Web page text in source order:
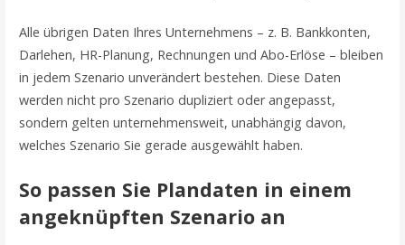
Alle übrigen Daten Ihres Unternehmens – z. B. Bankkonten,
Darlehen, HR-Planung, Rechnungen und Abo-Erlöse – bleiben
in jedem Szenario unverändert bestehen. Diese Daten
werden nicht pro Szenario dupliziert oder angepasst,
sondern gelten unternehmensweit, unabhängig davon,
welches Szenario Sie gerade ausgewählt haben.
So passen Sie Plandaten in einem
angeknüpften Szenario an